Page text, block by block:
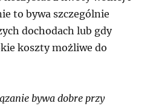
to bywa szczególnie
dochodach lub gdy
koszty możliwe do
bywa dobre przy